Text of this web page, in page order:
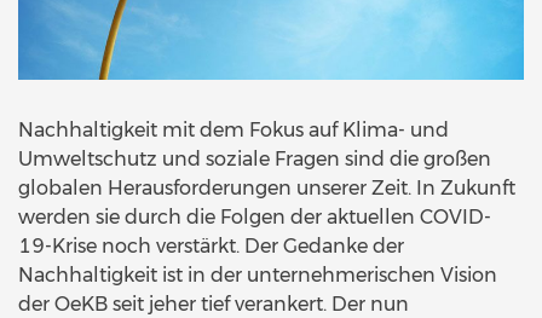
Nachhaltigkeit mit dem Fokus auf Klima- und
Umweltschutz und soziale Fragen sind die großen
globalen Herausforderungen unserer Zeit. In Zukunft
werden sie durch die Folgen der aktuellen COVID-
19-Krise noch verstärkt. Der Gedanke der
Nachhaltigkeit ist in der unternehmerischen Vision
der OeKB seit jeher tief verankert. Der nun